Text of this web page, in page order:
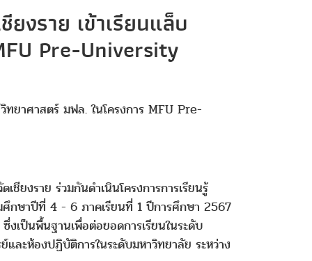
งราย เข้าเรียนแล็บ
Pre-University
ทยาศาสตร์ มฟล. ในโครงการ MFU Pre-
ยงราย ร่วมกันดำเนินโครงการการเรียนรู้
กษาปีที่ 4 - 6 ภาคเรียนที่ 1 ปีการศึกษา 2567
งเป็นพื้นฐานเพื่อต่อยอดการเรียนในระดับ
ละห้องปฏิบัติการในระดับมหาวิทยาลัย ระหว่าง